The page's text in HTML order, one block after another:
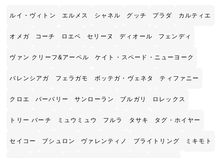
ルイ・ヴィトン エルメス シャネル グッチ プラダ カルティエ
オメガ コーチ ロエベ セリーヌ ディオール フェンディ
ヴァン クリーフ&アーペル ケイト・スペード・ニューヨーク
バレンシアガ フェラガモ ボッテガ・ヴェネタ ティファニー
クロエ バーバリー サンローラン ブルガリ ロレックス
トリー バーチ ミュウミュウ フルラ タサキ タグ・ホイヤー
セイコー ブシュロン ヴァレンティノ ブライトリング ミキモト